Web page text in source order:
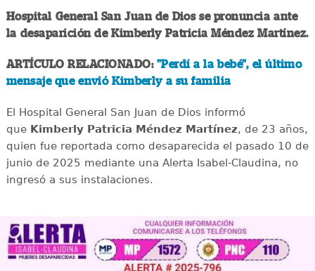
Hospital General San Juan de Dios se pronuncia ante
la desaparición de Kimberly Patricia Méndez Martínez.
ARTÍCULO RELACIONADO: "Perdí a la bebé", el último
mensaje que envió Kimberly a su familia
El Hospital General San Juan de Dios informó
que Kimberly Patricia Méndez Martínez, de 23 años,
quien fue reportada como desaparecida el pasado 10 de
junio de 2025 mediante una Alerta Isabel-Claudina, no
ingresó a sus instalaciones.